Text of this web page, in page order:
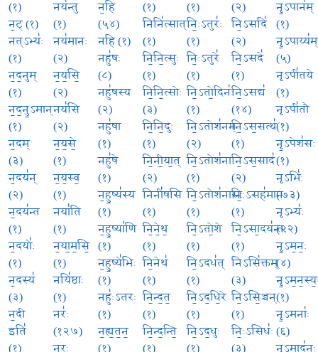
(१)
न॒ट् (१)
नत्ऽभ्यः॑
(१)
न॒द॒नुम्
(१)
न॒द॒नु॒ऽमान्
(१)
न॒दम्
(३)
न॒दय॑न्
(२)
न॒दय॑न्त
(१)
न॒दयोः॑
(१)
न॒दस्य॑
(३)
न॒दी
इति॑
(१)
नय॑न्तु
(१)
नय॑मानः
(२)
न॒य॒सि॒
(२)
नय॑सि
(२)
न॒य॒से॒
(१)
न॒य॒स्व॒
(१)
नया॑ति
(१)
न॒या॒म॒सि॒
(१)
नयि॑ष्ठाः
(१)
नरः॑
(१२७)
न॒रः॒
न॒हि
(५४)
नहि (१)
नहु॑षः
(८)
नहु॑षस्य
(२)
नहु॑षा
(१)
नहु॑षे
(१)
न॒हु॒ष्य॑स्य
(१)
न॒हु॒ष्या॑णि
(१)
न॒हु॒ष्ये॑भिः
(१)
नहुः॑ऽतरः
(१)
न॒ह्य॒त॒न॒
(१)
(१)
निनि॑त्सात्
(१)
नि॒नि॒त्सुः
(१)
नि॒नि॒त्सोः
(३)
नि॒नि॒दुः
(१)
नि॒नी॒या॒त्
(२)
निनी॑षसि
(१)
नि॒ने॒थ॒
(१)
नि॒नेथ॑
(१)
नि॒न्द॒त॒
(१)
नि॒न्द॒न्ति॒
(१)
(१)
निः॒ऽतुरः॑
(१)
निः॒ऽतुरे॑
(१)
नि॒ऽतो॒दिनः॑
(१)
नि॒ऽतोश॑नम्
(२)
नि॒ऽतोश॑ना
(१)
नि॒ऽतोश॑नासः
(१)
नि॒ऽतो॒शे
(१)
नि॒ऽदध॑त्
(१)
नि॒ऽद॒धि॒रे
(१)
नि॒ऽद॒धुः
(१)
(२)
नि॒ऽसदि॑
(२)
नि॒ऽसदे॑
(१)
नि॒ऽसद्य॑
(१४)
नि॒ऽस॒सत्थ॑
(१)
नि॒ऽस॒साद॑
(२)
निः॒ऽसह॑मानः
(१)
नि॒ऽसा॒दय॑न्तः
(१)
निऽसि॑क्तम्
(३)
नि॒ऽसि॒ञ्चन्
(१)
निः॒ऽसिधः॑
(३)
नृ॒ऽपान॑म्
(१)
नृ॒ऽपाय्य॑म्
(५)
नृऽपी॑तये
(१)
नृऽपी॑तौ
(१)
नृ॒ऽपेश॑सः
(१)
नृऽभिः॑
(७३)
नृऽभ्यः॑
(२२)
नृ॒ऽम॒नः॒
(४)
(१)
नृ॒ऽमनाः॑
(६)
नृ॒ऽमाद॑नः